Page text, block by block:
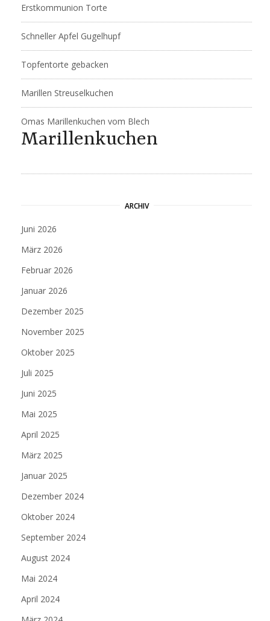
Erstkommunion Torte
Schneller Apfel Gugelhupf
Topfentorte gebacken
Marillen Streuselkuchen
Omas Marillenkuchen vom Blech
Marillenkuchen
ARCHIV
Juni 2026
März 2026
Februar 2026
Januar 2026
Dezember 2025
November 2025
Oktober 2025
Juli 2025
Juni 2025
Mai 2025
April 2025
März 2025
Januar 2025
Dezember 2024
Oktober 2024
September 2024
August 2024
Mai 2024
April 2024